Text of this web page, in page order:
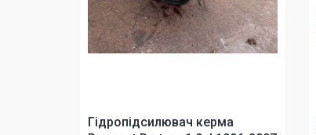
Гідропідсилювач керма